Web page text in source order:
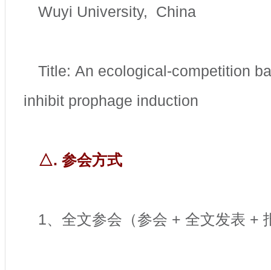
Wuyi University, China
Title: An ecological-competition
inhibit prophage induction
△. 参会方式
1、全文参会（参会 + 全文发表